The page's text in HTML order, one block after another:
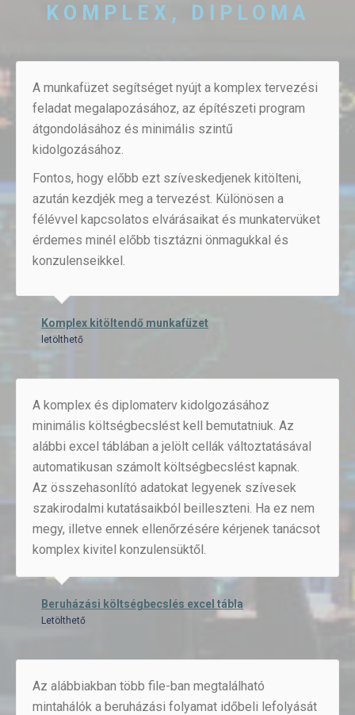
KOMPLEX, DIPLOMA
A munkafüzet segítséget nyújt a komplex tervezési
feladat megalapozásához, az építészeti program
átgondolásához és minimális szintű
kidolgozásához.
Fontos, hogy előbb ezt szíveskedjenek kitölteni,
azután kezdjék meg a tervezést. Különösen a
félévvel kapcsolatos elvárásaikat és munkatervüket
érdemes minél előbb tisztázni önmagukkal és
konzulenseikkel.
Komplex kitöltendő munkafüzet
letölthető
A komplex és diplomaterv kidolgozásához
minimális költségbecslést kell bemutatniuk. Az
alábbi excel táblában a jelölt cellák változtatásával
automatikusan számolt költségbecslést kapnak.
Az összehasonlító adatokat legyenek szívesek
szakirodalmi kutatásaikból beilleszteni. Ha ez nem
megy, illetve ennek ellenőrzésére kérjenek tanácsot
komplex kivitel konzulensüktől.
Beruházási költségbecslés excel tábla
Letölthető
Az alábbiakban több file-ban megtalálható
mintahálók a beruházási folyamat időbeli lefolyását